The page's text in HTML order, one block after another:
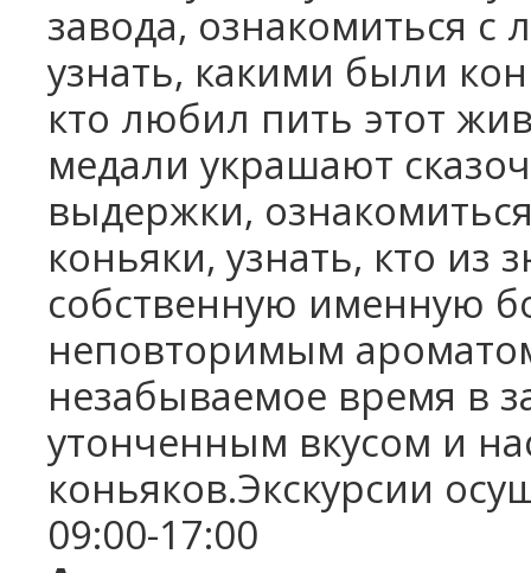
завода, ознакомиться с
узнать, какими были
кто любил пить этот
медали украшают
выдержки,
коньяки, узнать, кто из
собственную именную
неповторимым
незабываемое время в
утонченным вкусом и
коньяков.Экскурсии
09:00-17:00